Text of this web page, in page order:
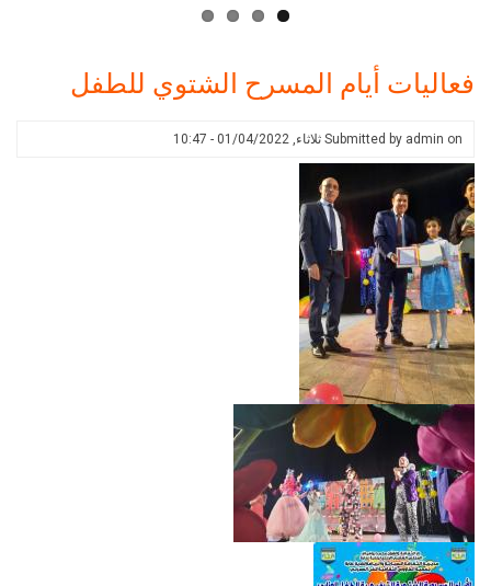
فعاليات أيام المسرح الشتوي للطفل
Submitted by admin on ثلاثاء, 01/04/2022 - 10:47